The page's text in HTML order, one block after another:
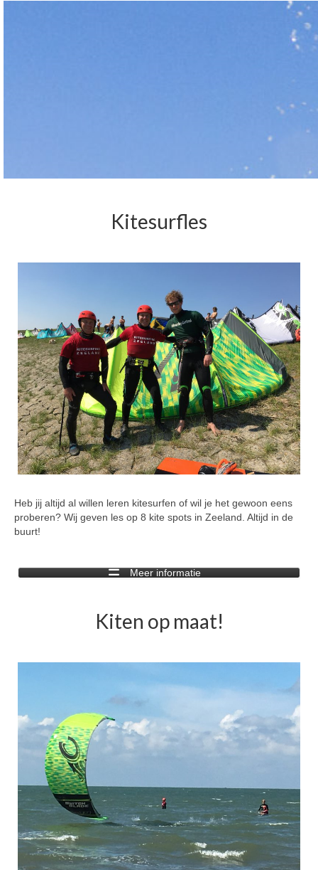
Kitesurfles
Heb jij altijd al willen leren kitesurfen of wil je het gewoon eens
proberen? Wij geven les op 8 kite spots in Zeeland. Altijd in de
buurt!
Meer informatie
Kiten op maat!